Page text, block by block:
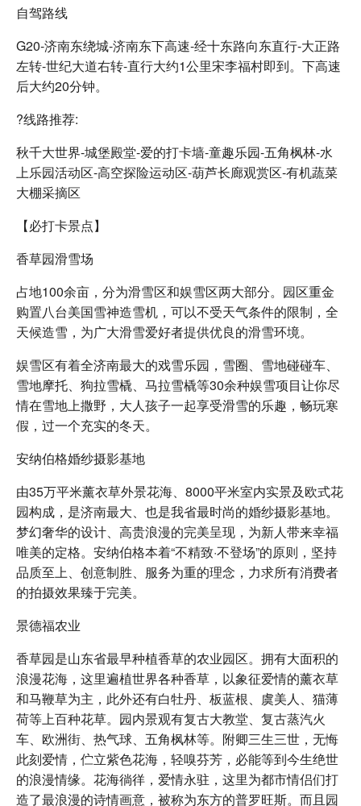
自驾路线
G20-济南东绕城-济南东下高速-经十东路向东直行-大正路
左转-世纪大道右转-直行大约1公里宋李福村即到。下高速
后大约20分钟。
?线路推荐:
秋千大世界-城堡殿堂-爱的打卡墙-童趣乐园-五角枫林-水
上乐园活动区-高空探险运动区-葫芦长廊观赏区-有机蔬菜
大棚采摘区
【必打卡景点】
香草园滑雪场
占地100余亩，分为滑雪区和娱雪区两大部分。园区重金
购置八台美国雪神造雪机，可以不受天气条件的限制，全
天候造雪，为广大滑雪爱好者提供优良的滑雪环境。
娱雪区有着全济南最大的戏雪乐园，雪圈、雪地碰碰车、
雪地摩托、狗拉雪橇、马拉雪橇等30余种娱雪项目让你尽
情在雪地上撒野，大人孩子一起享受滑雪的乐趣，畅玩寒
假，过一个充实的冬天。
安纳伯格婚纱摄影基地
由35万平米薰衣草外景花海、8000平米室内实景及欧式花
园构成，是济南最大、也是我省最时尚的婚纱摄影基地。
梦幻奢华的设计、高贵浪漫的完美呈现，为新人带来幸福
唯美的定格。安纳伯格本着“不精致·不登场”的原则，坚持
品质至上、创意制胜、服务为重的理念，力求所有消费者
的拍摄效果臻于完美。
景德福农业
香草园是山东省最早种植香草的农业园区。拥有大面积的
浪漫花海，这里遍植世界各种香草，以象征爱情的薰衣草
和马鞭草为主，此外还有白牡丹、板蓝根、虞美人、猫薄
荷等上百种花草。园内景观有复古大教堂、复古蒸汽火
车、欧洲街、热气球、五角枫林等。附卿三生三世，无悔
此刻爱情，伫立紫色花海，轻嗅芬芳，必能等到今生绝世
的浪漫情缘。花海徜徉，爱情永驻，这里为都市情侣们打
造了最浪漫的诗情画意，被称为东方的普罗旺斯。而且园